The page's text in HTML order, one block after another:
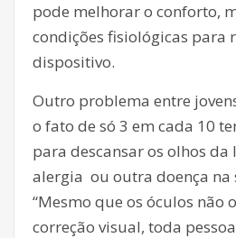
pode melhorar o conforto,
condições fisiológicas para
dispositivo.
Outro problema entre
o fato de só 3 em cada 10
para descansar os olhos da
alergia ou outra doença na
“Mesmo que os óculos não
correção visual, toda